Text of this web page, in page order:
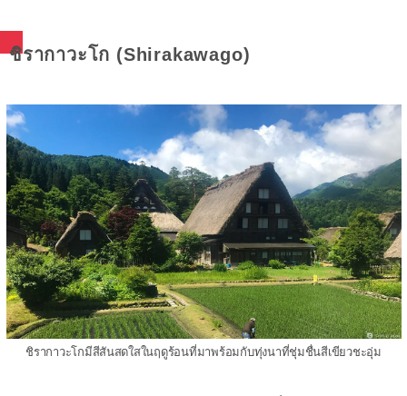
ชิรากาวะโก (Shirakawago)
ชิรากาวะโกมีสีสันสดใสในฤดูร้อนที่มาพร้อมกับทุ่งนาที่ชุ่มชื่นสีเขียวชะอุ่ม